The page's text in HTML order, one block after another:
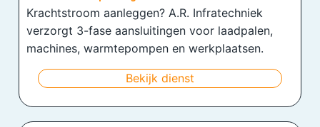
Krachtstroom aanleggen? A.R. Infratechniek
verzorgt 3-fase aansluitingen voor laadpalen,
machines, warmtepompen en werkplaatsen.
Bekijk dienst